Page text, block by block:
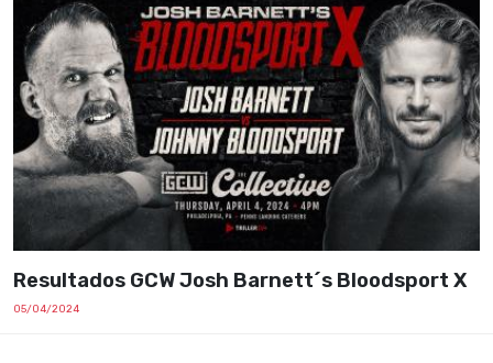
Resultados GCW Josh Barnett´s Bloodsport X
05/04/2024